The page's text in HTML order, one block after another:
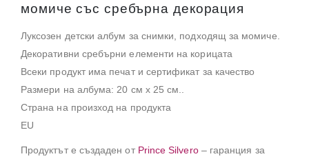
момиче със сребърна декорация
Луксозен детски албум за снимки, подходящ за момиче.
Декоративни сребърни елементи на корицата
Всеки продукт има печат и сертификат за качество
Размери на албума: 20 см х 25 см..
Страна на произход на продукта
EU
Продуктът е създаден от Prince Silvero– гаранция за